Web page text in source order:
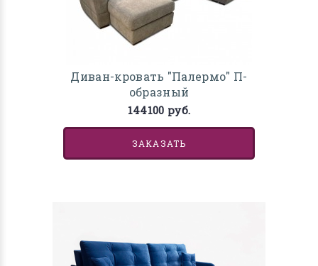
Диван-кровать "Палермо" П-
образный
144100 руб.
ЗАКАЗАТЬ